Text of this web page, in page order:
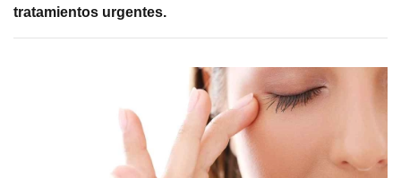
tratamientos urgentes.